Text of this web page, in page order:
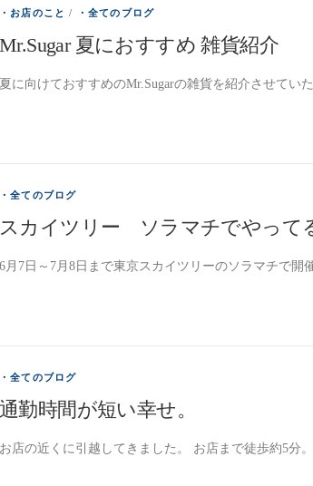
・お店のこと / ・全てのブログ
Mr.Sugar 夏におすすめ 雑貨紹介
夏に向けておすすめのMr.Sugarの雑貨を紹介させてい
・全てのブログ
スカイツリー ソラマチでやって
6月7日～7月8日まで東京スカイツリーのソラマチで開
・全てのブログ
通勤時間が短い幸せ。
お店の近くに引越してきました。 お店まで徒歩約5分